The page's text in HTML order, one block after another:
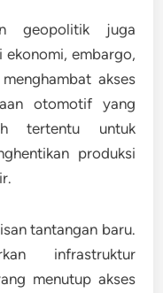
geopolitik juga
ekonomi, embargo,
akses
otomotif yang
tertentu untuk
produksi
tantangan baru.
infrastruktur
menutup akses